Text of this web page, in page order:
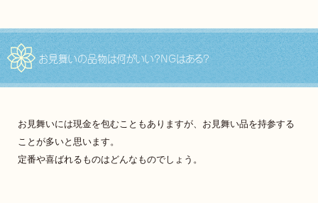
お見舞いの品物は何がいい?NGはある?
お見舞いには現金を包むこともありますが、お見舞い品を持参する
ことが多いと思います。
定番や喜ばれるものはどんなものでしょう。